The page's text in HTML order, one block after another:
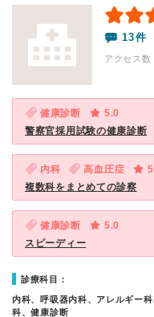
13件
アクセス
健康診断
5.0
警察官採用試験の健康診断
内科 高血圧症
複数科をまとめての診察
健康診断
5.0
スピーディー
診療科目：
内科、呼吸器内科、アレルギー
科、健康診断